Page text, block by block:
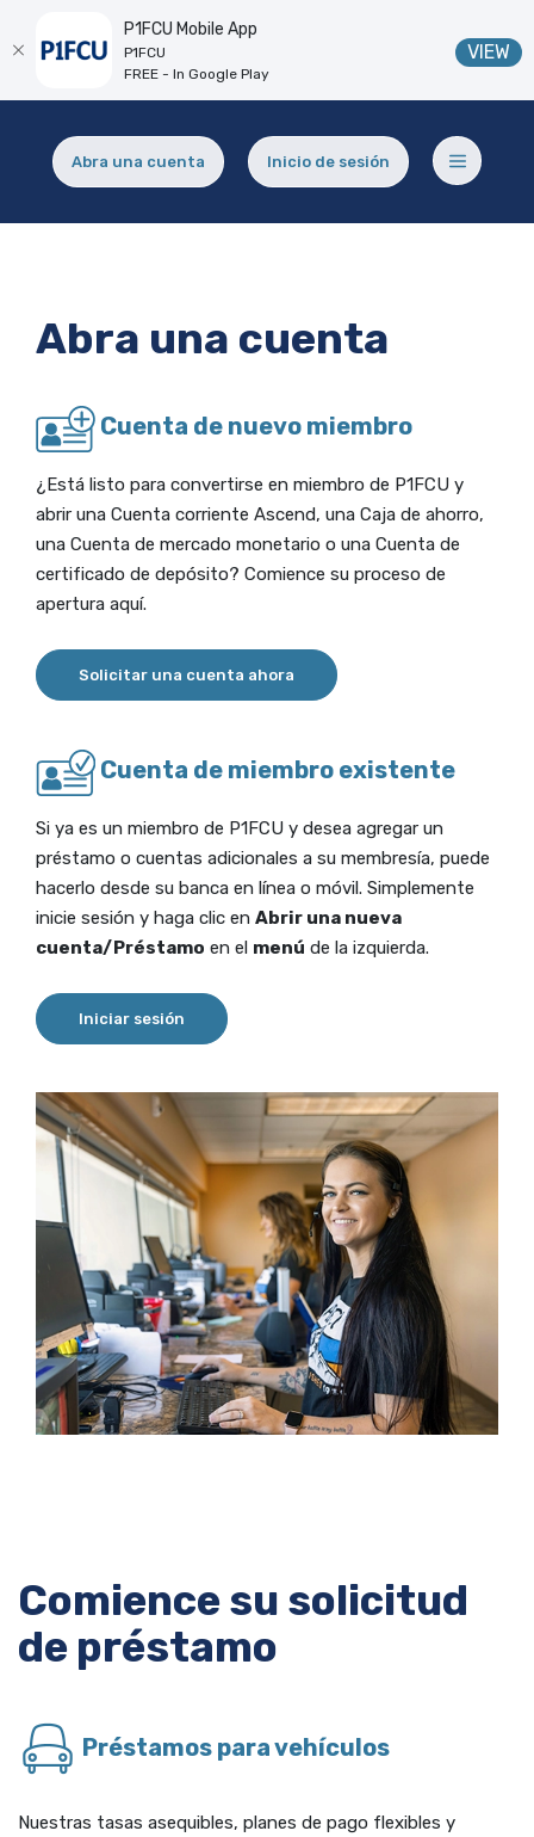
content
Acrobat
Reader
or
Abra una cuenta
Inicio de sesión
(Opens in a new Window)
Abra una cuenta
Cuenta de nuevo miembro
¿Está listo para convertirse en miembro de P1FCU y
abrir una Cuenta corriente Ascend, una Caja de ahorro,
una Cuenta de mercado monetario o una Cuenta de
certificado de depósito? Comience su proceso de
apertura aquí.
Solicitar una cuenta ahora (Opens in a new Window)
Cuenta de miembro existente
Si ya es un miembro de P1FCU y desea agregar un
préstamo o cuentas adicionales a su membresía, puede
hacerlo desde su banca en línea o móvil. Simplemente
inicie sesión y haga clic en Abrir una nueva
cuenta/Préstamo en el menú de la izquierda.
Iniciar sesión (Opens in a new Window)
Comience su solicitud
de préstamo
Préstamos para vehículos
Nuestras tasas asequibles, planes de pago flexibles y
P1FCU Mobile App
P1FCU
FREE - In Google Play
VIEW